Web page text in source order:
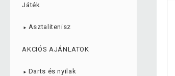
Játék
► Asztalitenisz
AKCIÓS AJÁNLATOK
► Darts és nyilak